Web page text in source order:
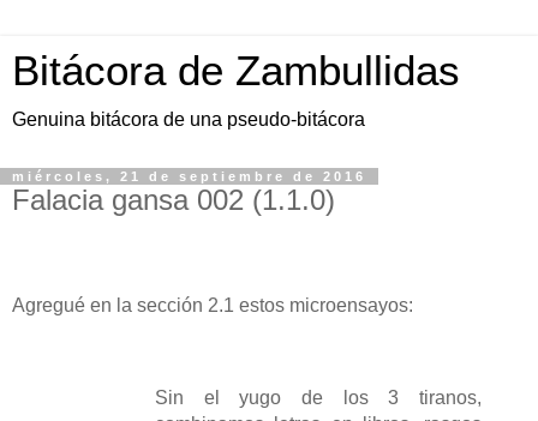
Bitácora de Zambullidas
Genuina bitácora de una pseudo-bitácora
miércoles, 21 de septiembre de 2016
Falacia gansa 002 (1.1.0)
Agregué en la sección 2.1 estos microensayos:
Sin el yugo de los 3 tiranos,